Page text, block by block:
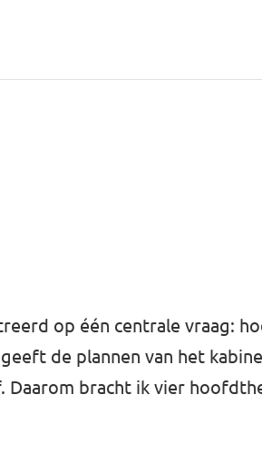
op één centrale vraag:
de plannen van het
bracht ik vier